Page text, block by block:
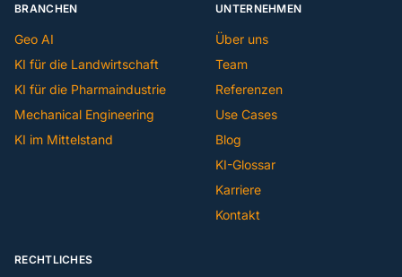
BRANCHEN
Geo AI
KI für die Landwirtschaft
KI für die Pharmaindustrie
Mechanical Engineering
KI im Mittelstand
UNTERNEHMEN
Über uns
Team
Referenzen
Use Cases
Blog
KI-Glossar
Karriere
Kontakt
RECHTLICHES